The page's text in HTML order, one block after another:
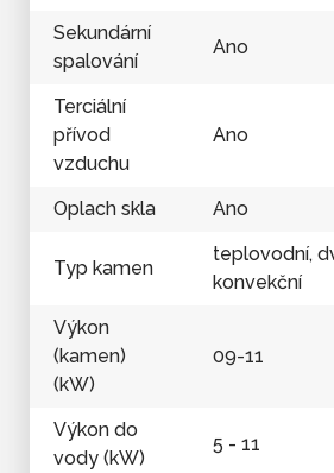
Sekundární
spalování
Ano
Terciální
přívod
vzduchu
Ano
Oplach skla Ano
Typ kamen
teplovodní,
konvekční
Výkon
(kamen)
(kW)
09-11
Výkon do
vody (kW)
5 - 11